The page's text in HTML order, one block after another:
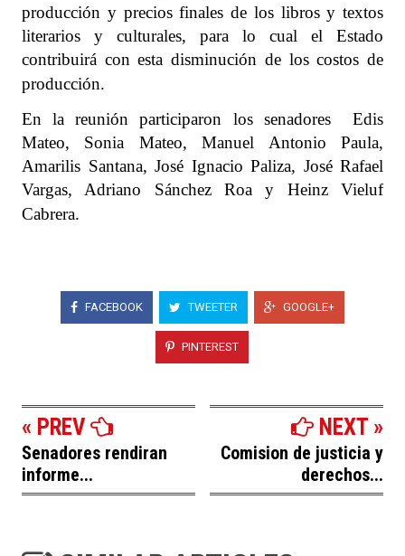
producción y precios finales de los libros y textos
literarios y culturales, para lo cual el Estado
contribuirá con esta disminución de los costos de
producción.
En la reunión participaron los senadores Edis
Mateo, Sonia Mateo, Manuel Antonio Paula,
Amarilis Santana, José Ignacio Paliza, José Rafael
Vargas, Adriano Sánchez Roa y Heinz Vieluf
Cabrera.
FACEBOOK TWEETER GOOGLE+
PINTEREST
« PREV
Senadores rendiran
informe...
NEXT »
Comision de justicia y
derechos...